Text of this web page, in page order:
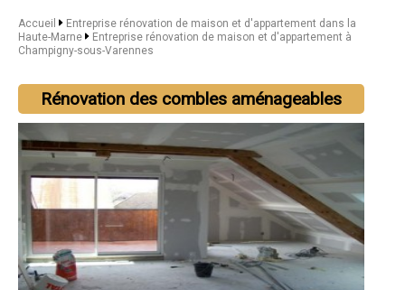
Accueil
Entreprise rénovation de maison et d'appartement dans la
Haute-Marne
Entreprise rénovation de maison et d'appartement à
Champigny-sous-Varennes
Rénovation des combles aménageables